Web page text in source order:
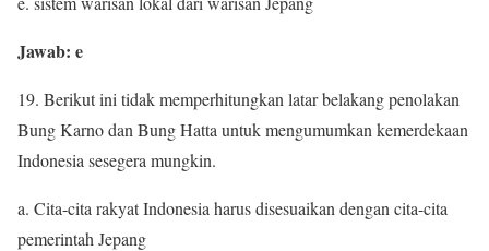
Jawab: e
19. Berikut ini tidak memperhitungkan latar belakang penolakan
Bung Karno dan Bung Hatta untuk mengumumkan kemerdekaan
Indonesia sesegera mungkin.
a. Cita-cita rakyat Indonesia harus disesuaikan dengan cita-cita
pemerintah Jepang